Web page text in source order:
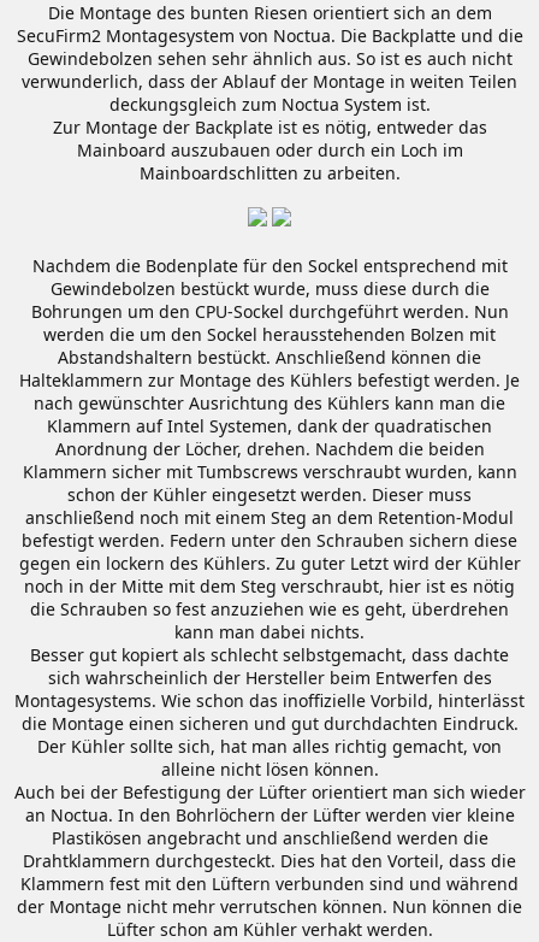
Die Montage des bunten Riesen orientiert sich an dem
SecuFirm2 Montagesystem von Noctua. Die Backplatte und die
Gewindebolzen sehen sehr ähnlich aus. So ist es auch nicht
verwunderlich, dass der Ablauf der Montage in weiten Teilen
deckungsgleich zum Noctua System ist.
Zur Montage der Backplate ist es nötig, entweder das
Mainboard auszubauen oder durch ein Loch im
Mainboardschlitten zu arbeiten.
Nachdem die Bodenplate für den Sockel entsprechend mit
Gewindebolzen bestückt wurde, muss diese durch die
Bohrungen um den CPU-Sockel durchgeführt werden. Nun
werden die um den Sockel herausstehenden Bolzen mit
Abstandshaltern bestückt. Anschließend können die
Halteklammern zur Montage des Kühlers befestigt werden. Je
nach gewünschter Ausrichtung des Kühlers kann man die
Klammern auf Intel Systemen, dank der quadratischen
Anordnung der Löcher, drehen. Nachdem die beiden
Klammern sicher mit Tumbscrews verschraubt wurden, kann
schon der Kühler eingesetzt werden. Dieser muss
anschließend noch mit einem Steg an dem Retention-Modul
befestigt werden. Federn unter den Schrauben sichern diese
gegen ein lockern des Kühlers. Zu guter Letzt wird der Kühler
noch in der Mitte mit dem Steg verschraubt, hier ist es nötig
die Schrauben so fest anzuziehen wie es geht, überdrehen
kann man dabei nichts.
Besser gut kopiert als schlecht selbstgemacht, dass dachte
sich wahrscheinlich der Hersteller beim Entwerfen des
Montagesystems. Wie schon das inoffizielle Vorbild, hinterlässt
die Montage einen sicheren und gut durchdachten Eindruck.
Der Kühler sollte sich, hat man alles richtig gemacht, von
alleine nicht lösen können.
Auch bei der Befestigung der Lüfter orientiert man sich wieder
an Noctua. In den Bohrlöchern der Lüfter werden vier kleine
Plastikösen angebracht und anschließend werden die
Drahtklammern durchgesteckt. Dies hat den Vorteil, dass die
Klammern fest mit den Lüftern verbunden sind und während
der Montage nicht mehr verrutschen können. Nun können die
Lüfter schon am Kühler verhakt werden.